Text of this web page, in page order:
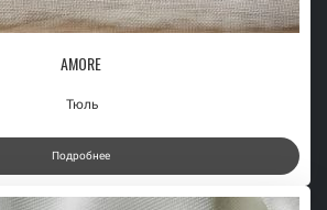
AMORE
Тюль
Подробнее